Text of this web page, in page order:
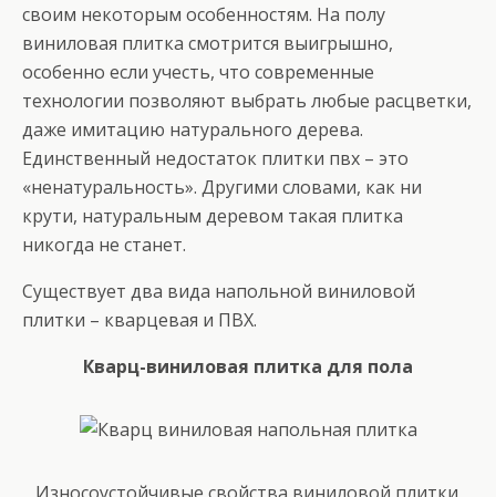
своим некоторым особенностям. На полу
виниловая плитка смотрится выигрышно,
особенно если учесть, что современные
технологии позволяют выбрать любые расцветки,
даже имитацию натурального дерева.
Единственный недостаток плитки пвх – это
«ненатуральность». Другими словами, как ни
крути, натуральным деревом такая плитка
никогда не станет.
Существует два вида напольной виниловой
плитки – кварцевая и ПВХ.
Кварц-виниловая плитка для пола